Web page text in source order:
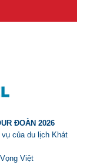
ĐOÀN 2026
của du lịch Khát
Việt